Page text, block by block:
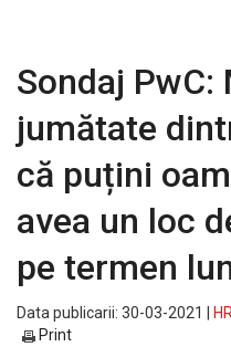
Sondaj
jumătate
că puțini
avea un loc
pe termen
Data publicarii: 30-03-2021 |
Print